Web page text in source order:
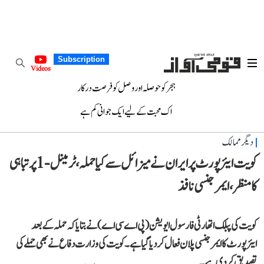
Subscription
Videos
ہجر کو حوصلہ اور وصل کو فرصت درکار
اک محبت کے لیے ایک جوانی کم ہے
دیگر ممالک
کویت ایئرپورٹ پر ایران نے میزائل سے کیا حملہ، ٹرمینل-1 پر تباہی
کا منظر، ایمرجنسی نافذ
کویت کی پبلک اتھارٹی فار سول ایویشن (پی اے سی اے) نے بتایا کہ حملہ کے بعد
ایئرپورٹ کا ایمرجنسی پلان فعال کر دیا گیا ہے۔ کویت کی وزارت دفاع نے بھی حملے کی